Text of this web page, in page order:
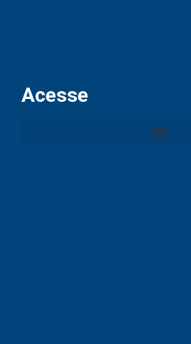
Acesse